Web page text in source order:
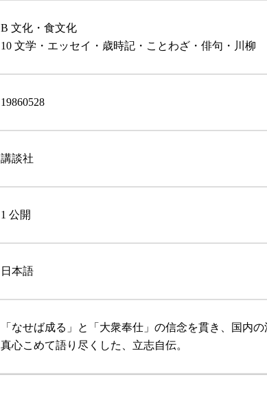
B 文化・食文化
10 文学・エッセイ・歳時記・ことわざ・俳句・川柳
19860528
講談社
1 公開
日本語
「なせば成る」と「大衆奉仕」の信念を貫き、国内
真心こめて語り尽くした、立志自伝。